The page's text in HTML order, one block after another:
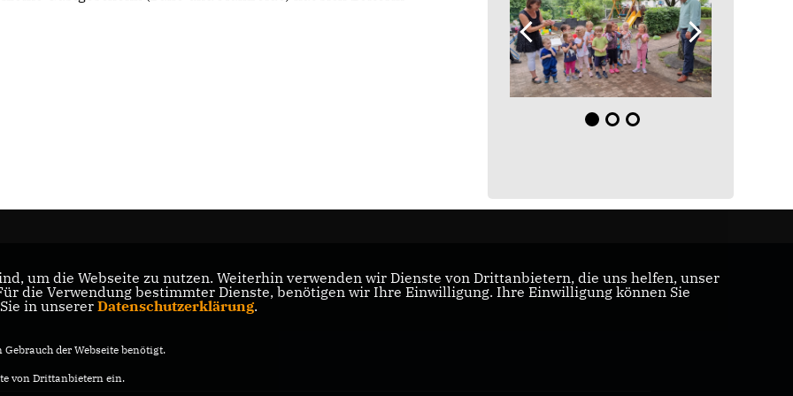
um die Webseite zu nutzen. Weiterhin verwenden wir Dienste von Drittanbietern, die uns helfen, unser
die Verwendung bestimmter Dienste, benötigen wir Ihre Einwilligung. Ihre Einwilligung können Sie
in unserer Datenschutzerklärung.
der Webseite benötigt.
von Drittanbietern ein.